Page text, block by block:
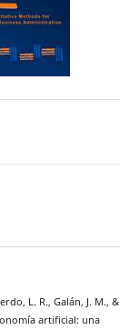
L. R., Galán, J. M., &
artificial: una